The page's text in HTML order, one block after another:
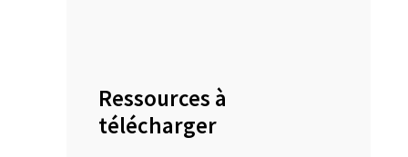
Ressources à
télécharger